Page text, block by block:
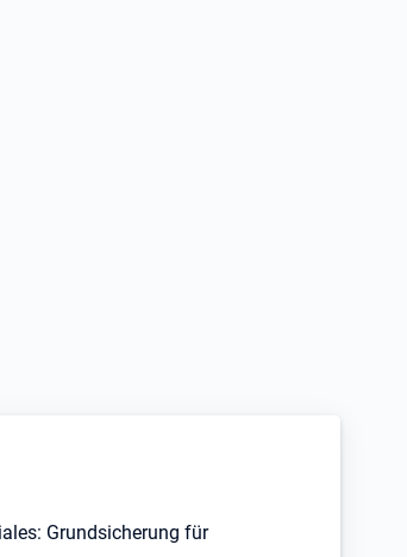
Grundsicherung für